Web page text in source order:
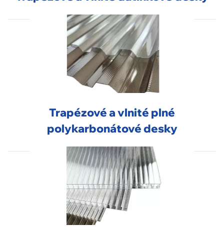
Trapézové a vlnité plné
polykarbonátové desky